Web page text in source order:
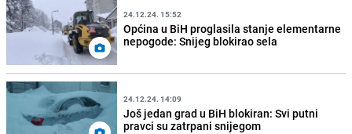
24.12.24. 15:52
Općina u BiH proglasila stanje elementarne
nepogode: Snijeg blokirao sela
24.12.24. 14:09
Još jedan grad u BiH blokiran: Svi putni
pravci su zatrpani snijegom